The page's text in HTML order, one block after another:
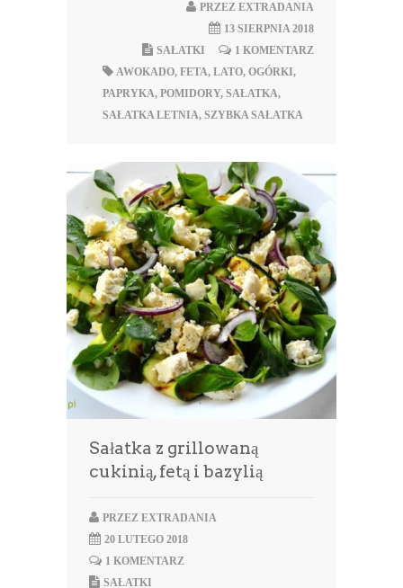
PRZEZ EXTRADANIA
13 SIERPNIA 2018
1 KOMENTARZ
SAŁATKI
AWOKADO, FETA, LATO, OGÓRKI,
PAPRYKA, POMIDORY, SAŁATKA,
SAŁATKA LETNIA, SZYBKA SAŁATKA
Sałatka z grillowaną
cukinią, fetą i bazylią
PRZEZ EXTRADANIA
20 LUTEGO 2018
1 KOMENTARZ
SAŁATKI